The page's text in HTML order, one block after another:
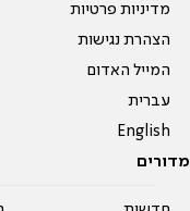
מדיניות פרטיות
הצהרת נגישות
המייל האדום
עברית
English
מדורים